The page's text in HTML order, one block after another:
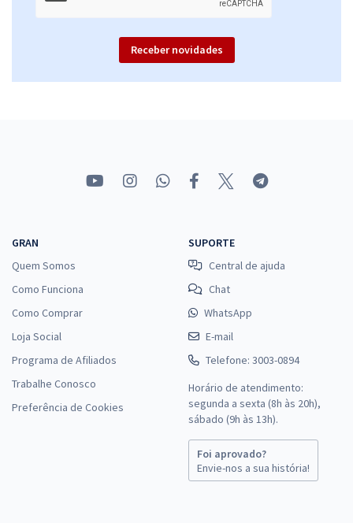
Receber novidades
GRAN
Quem Somos
Como Funciona
Como Comprar
Loja Social
Programa de Afiliados
Trabalhe Conosco
Preferência de Cookies
SUPORTE
Central de ajuda
Chat
WhatsApp
E-mail
Telefone: 3003-0894
Horário de atendimento:
segunda a sexta (8h às 20h),
sábado (9h às 13h).
Foi aprovado?
Envie-nos a sua história!